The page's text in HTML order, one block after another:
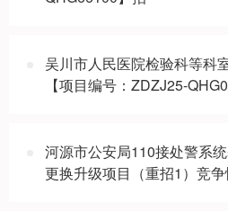
吴川市人民医院检验科等科
【项目编号：ZDZJ25-
河源市公安局110接处警系
更换升级项目（重招1）竞